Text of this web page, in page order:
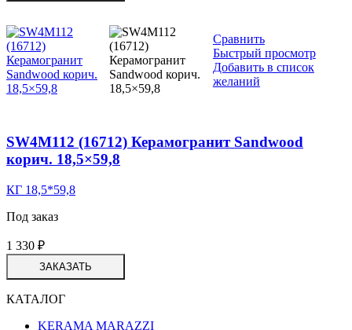
Сравнить
Быстрый просмотр
Добавить в список
желаний
SW4M112 (16712) Керамогранит Sandwood
корич. 18,5×59,8
КГ 18,5*59,8
Под заказ
1 330 ₽
ЗАКАЗАТЬ
КАТАЛОГ
KERAMA MARAZZI